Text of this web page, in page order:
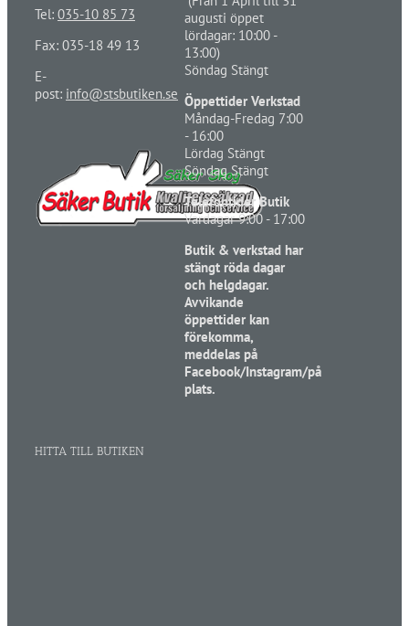
Tel: 035-10 85 73
Fax: 035-18 49 13
E-
post: info@stsbutiken.se
augusti öppet
lördagar: 10:00 -
13:00)
Söndag Stängt
Öppettider Verkstad
Måndag-Fredag 7:00
- 16:00
Lördag Stängt
Söndag Stängt
Telefontider Butik
Vardagar 9:00 - 17:00
Butik & verkstad har
stängt röda dagar
och helgdagar.
Avvikande
öppettider kan
förekomma,
meddelas på
Facebook/Instagram/på
plats.
HITTA TILL BUTIKEN